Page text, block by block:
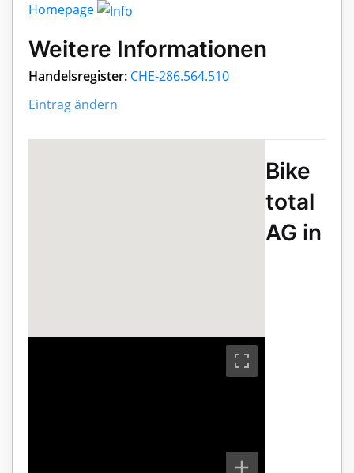
Homepage
Weitere Informationen
Handelsregister: CHE-286.564.510
Eintrag ändern
Bike
total
AG in